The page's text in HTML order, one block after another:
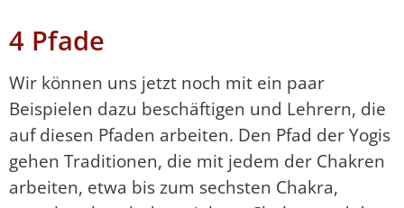
4 Pfade
Wir können uns jetzt noch mit ein paar
Beispielen dazu beschäftigen und Lehrern, die
auf diesen Pfaden arbeiten. Den Pfad der Yogis
gehen Traditionen, die mit jedem der Chakren
arbeiten, etwa bis zum sechsten Chakra,